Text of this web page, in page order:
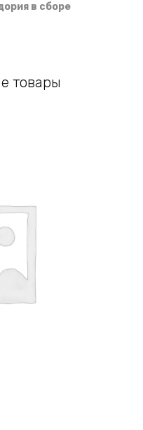
в сборе
товары